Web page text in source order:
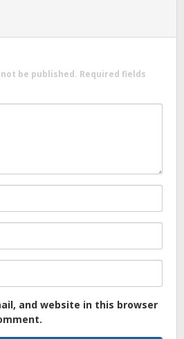
be published. Required fields
and website in this browser